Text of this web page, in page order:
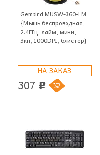
Gembird MUSW-360-LM
{Мышь беспроводная,
2.4ГГц, лайм, мини,
3кн, 1000DPI, блистер}
НА ЗАКАЗ
307 p